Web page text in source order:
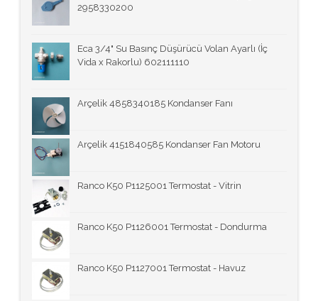
2958330200
Eca 3/4" Su Basınç Düşürücü Volan Ayarlı (İç
Vida x Rakorlu) 602111110
Arçelik 4858340185 Kondanser Fanı
Arçelik 4151840585 Kondanser Fan Motoru
Ranco K50 P1125001 Termostat - Vitrin
Ranco K50 P1126001 Termostat - Dondurma
Ranco K50 P1127001 Termostat - Havuz